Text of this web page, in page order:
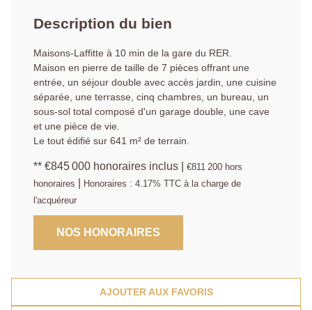
Description du bien
Maisons-Laffitte à 10 min de la gare du RER.
Maison en pierre de taille de 7 pièces offrant une
entrée, un séjour double avec accès jardin, une cuisine
séparée, une terrasse, cinq chambres, un bureau, un
sous-sol total composé d'un garage double, une cave
et une pièce de vie.
Le tout édifié sur 641 m² de terrain.
** €845 000 honoraires inclus €811 200 hors
honoraires
Honoraires : 4.17% TTC à la charge de
l'acquéreur
NOS HONORAIRES
AJOUTER AUX FAVORIS